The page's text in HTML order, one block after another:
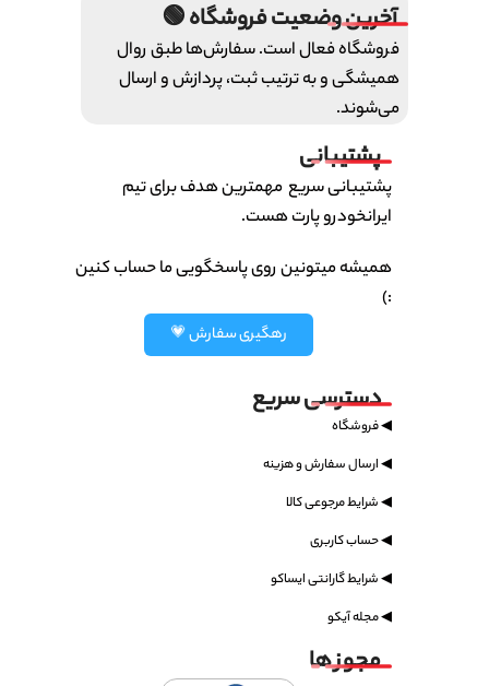
آخرین وضعیت فروشگاه 🟢
فروشگاه فعال است. سفارش‌ها طبق روال
همیشگی و به ترتیب ثبت، پردازش و ارسال
می‌شوند.
پشتیبانی
پشتیبانی سریع مهمترین هدف برای تیم
ایرانخودرو پارت هست.
همیشه میتونین روی پاسخگویی ما حساب کنین
:)
رهگیری سفارش 💗
دسترسی سریع
◀ فروشگاه
◀ ارسال سفارش و هزینه
◀ شرایط مرجوعی کالا
◀ حساب کاربری
◀ شرایط گارانتی ایساکو
◀ مجله آیکو
مجوز ها